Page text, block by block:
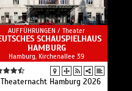
AUFFÜHRUNGEN / Theater
SCHAUSPIELHAUS
HAMBURG
Hamburg, Kirchenallee 39
Theaternacht Hamburg 2026